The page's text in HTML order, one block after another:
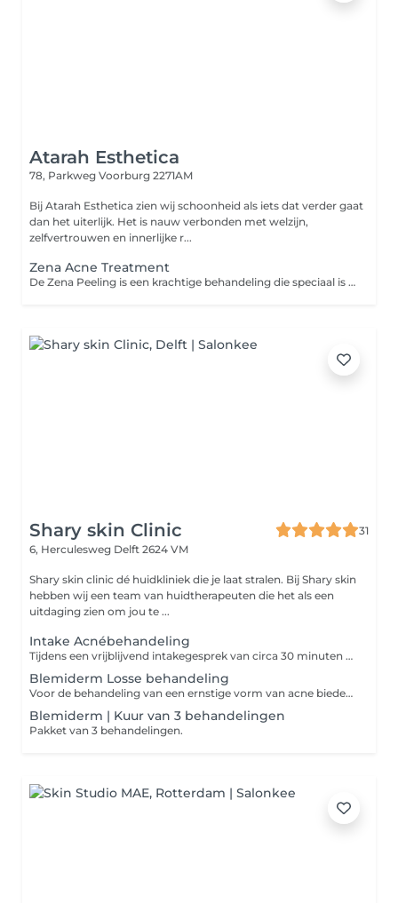
Atarah Esthetica
78, Parkweg Voorburg 2271AM
Bij Atarah Esthetica zien wij schoonheid als iets dat verder gaat
dan het uiterlijk. Het is nauw verbonden met welzijn,
zelfvertrouwen en innerlijke r...
Zena Acne Treatment
De Zena Peeling is een krachtige behandeling die speciaal is ontwikkeld om zowel hyperpigmentatie als acne aan te pakken. Voor acne werkt de peeling ontstekingsremmend, vermindert het onzuiverheden en helpt het de poriën te ontstoppen. Deze peeling is ideaal voor mensen die zowel de effecten van acne als pigmentvlekken willen behandelen, met als resultaat een egale, gezonde huid. Niet geschikt voor: Zeer gevoelige huiden of huiden met actieve ontstekingen (zoals ernstige acne) zonder voorafgaand overleg met een specialist.
Shary skin Clinic
31
6, Herculesweg Delft 2624 VM
Shary skin clinic dé huidkliniek die je laat stralen. Bij Shary skin
hebben wij een team van huidtherapeuten die het als een
uitdaging zien om jou te ...
Intake Acnébehandeling
Tijdens een vrijblijvend intakegesprek van circa 30 minuten bekijkt de huidtherapeut je huid en worden je wensen en de mogelijkheden besproken.
Blemiderm Losse behandeling
Voor de behandeling van een ernstige vorm van acne bieden we Blemiderm van Mesoestetic. Dit is wereldwijd één van de beste behandelingen voor een door acne aangetaste of acne gevoelige huid.
Blemiderm | Kuur van 3 behandelingen
Pakket van 3 behandelingen.